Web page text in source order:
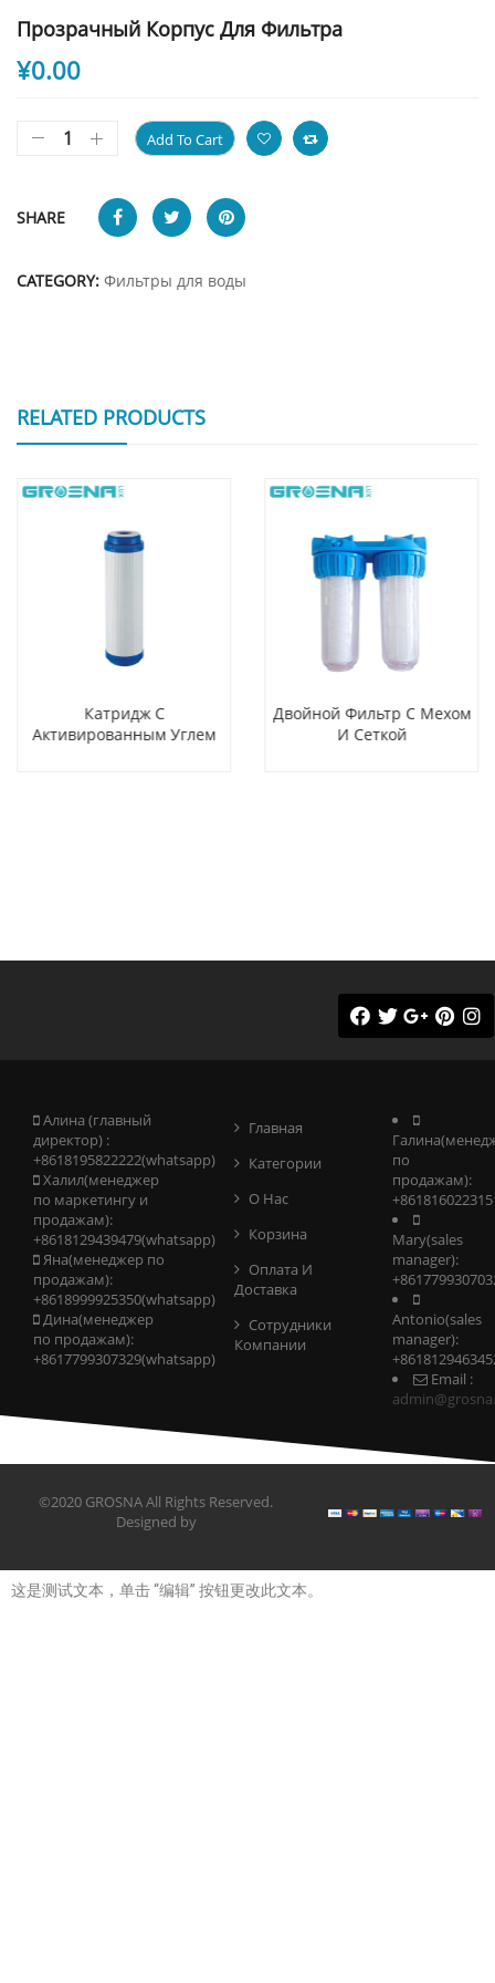
Прозрачный Корпус Для Фильтра
¥0.00
Add To Cart
SHARE
CATEGORY: Фильтры для воды
RELATED PRODUCTS
Катридж С
Активированным Углем
Двойной Фильтр С Мехом
И Сеткой
Алина (главный
директор) :
+8618195822222(whatsapp)
Халил(менеджер
по маркетингу и
продажам):
+8618129439479(whatsapp)
Яна(менеджер по
продажам):
+8618999925350(whatsapp)
Дина(менеджер
по продажам):
+8617799307329(whatsapp)
Главная
Категории
О Нас
Корзина
Оплата И
Доставка
Сотрудники
Компании
по
продажам):
Mary(sales
manager):
Antonio(sales
manager):
Email :
©2020 GROSNA All Rights Reserved.
Designed by
这是测试文本，单击 “编辑” 按钮更改此文本。